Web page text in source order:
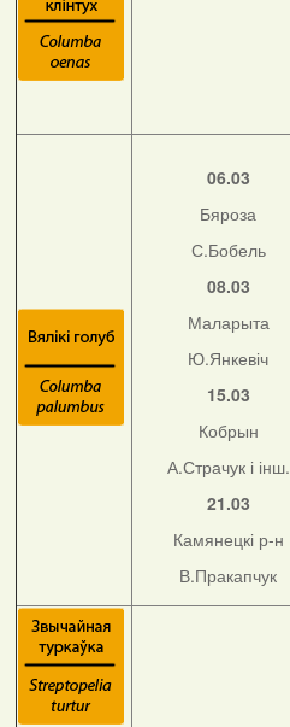
06.03
Бяроза
С.Бобель
08.03
Маларыта
Ю.Янкевіч
15.03
Кобрын
А.Страчук і інш.
21.03
Камянецкі р-н
В.Пракапчук